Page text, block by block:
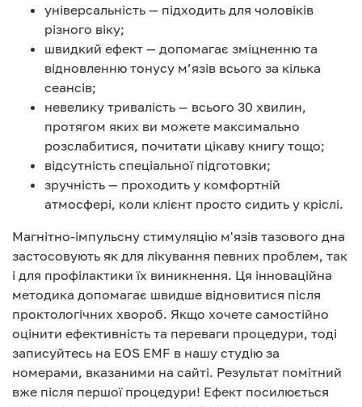
універсальність — підходить для чоловіків
різного віку;
швидкий ефект — допомагає зміцненню та
відновленню тонусу м’язів всього за кілька
сеансів;
невелику тривалість — всього 30 хвилин,
протягом яких ви можете максимально
розслабитися, почитати цікаву книгу тощо;
відсутність спеціальної підготовки;
зручність — проходить у комфортній
атмосфері, коли клієнт просто сидить у кріслі.
Магнітно-імпульсну стимуляцію м'язів тазового дна
застосовують як для лікування певних проблем, так
і для профілактики їх виникнення. Ця інноваційна
методика допомагає швидше відновитися після
проктологічних хвороб. Якщо хочете самостійно
оцінити ефективність та переваги процедури, тоді
записуйтесь на EOS EMF в нашу студію за
номерами, вказаними на сайті. Результат помітний
вже після першої процедури! Ефект посилюється